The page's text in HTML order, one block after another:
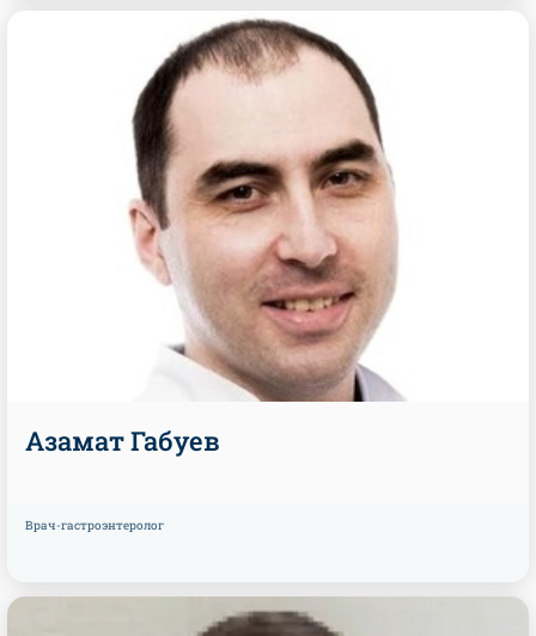
Азамат Габуев
Врач-гастроэнтеролог